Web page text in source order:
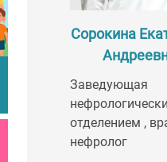
Сорокина
Заведующая
отделением ,
нефролог